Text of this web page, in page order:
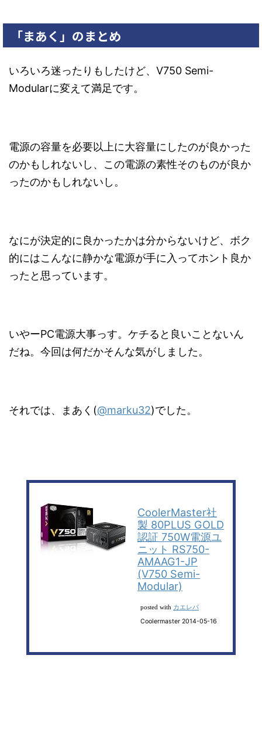
「まあく」のまとめ
いろいろ迷ったりもしたけど、V750 Semi-
Modularに変えて満足です。
電源の容量を必要以上に大容量にしたのが良かった
のかもしれないし、この電源の素性そのものが良か
ったのかもしれないし。
なにが決定的に良かったかは分からないけど、ボク
的にはこんなに静かな電源が手に入ってホント良か
ったと思っています。
いやーPC電源大事っす。ケチると良いことないん
だね。今回は何だかそんな気がしました。
それでは、まあく(@marku32)でした。
CoolerMaster社
製 80PLUS GOLD
認証 750W電源ユ
ニット RS750-
AMAAG1-JP
(V750 Semi-
Modular)
posted with カエレバ
Coolermaster 2014-05-16